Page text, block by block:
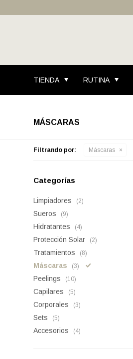
TIENDA RUTINA
MÁSCARAS
Filtrando por: Máscaras
Categorías
Limpiadores (2)
Sueros (9)
Hidratantes (4)
Protección Solar (2)
Tratamientos (8)
Máscaras (3)
Peelings (10)
Capilares (5)
Corporales (3)
Sets (5)
Accesorios (4)